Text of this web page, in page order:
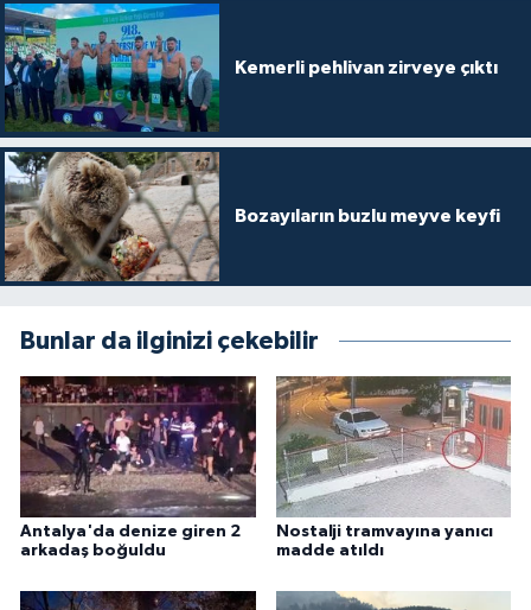
Kemerli pehlivan zirveye çıktı
Bozayıların buzlu meyve keyfi
Bunlar da ilginizi çekebilir
Antalya'da denize giren 2
arkadaş boğuldu
Nostalji tramvayına yanıcı
madde atıldı